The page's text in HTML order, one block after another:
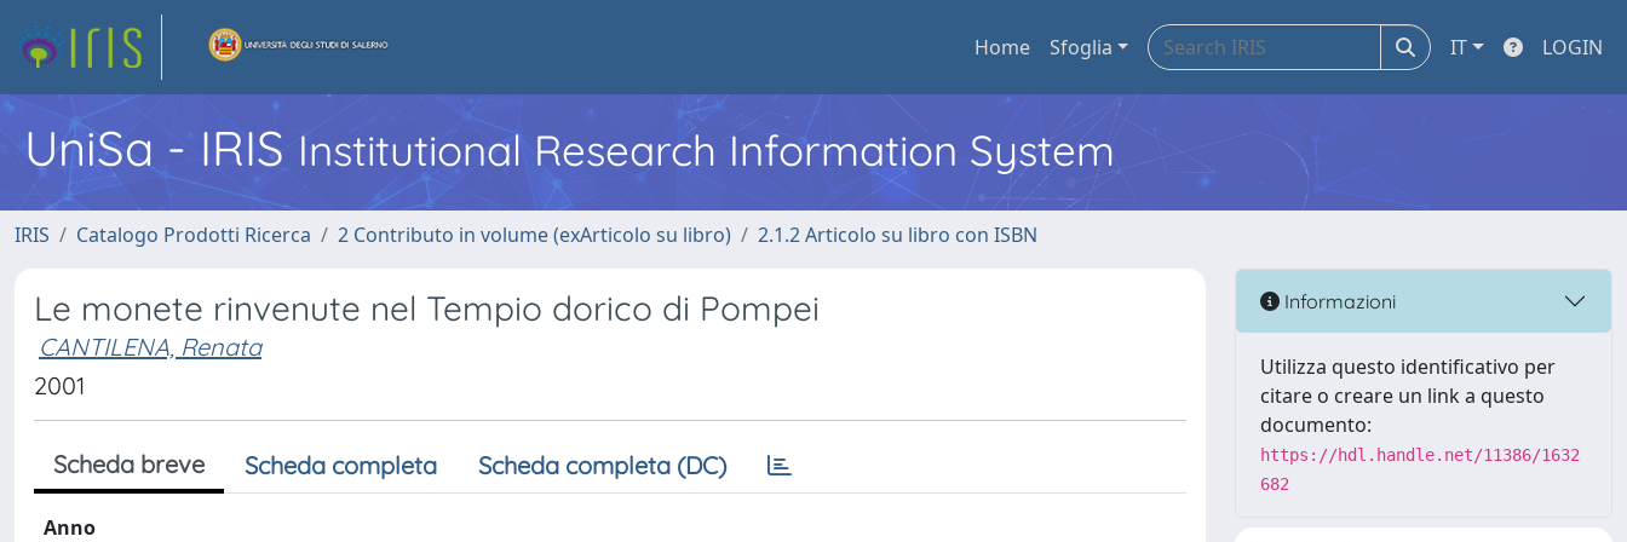
Home Sfoglia IT LOGIN
UniSa - IRIS Institutional Research Information System
IRIS Catalogo Prodotti Ricerca 2 Contributo in volume (exArticolo su libro) 2.1.2 Articolo su libro con ISBN
Le monete rinvenute nel Tempio dorico di Pompei
CANTILENA, Renata
2001
Scheda breve Scheda completa Scheda completa (DC)
Anno
Informazioni
Utilizza questo identificativo per
citare o creare un link a questo
documento:
https://hdl.handle.net/11386/1632
682